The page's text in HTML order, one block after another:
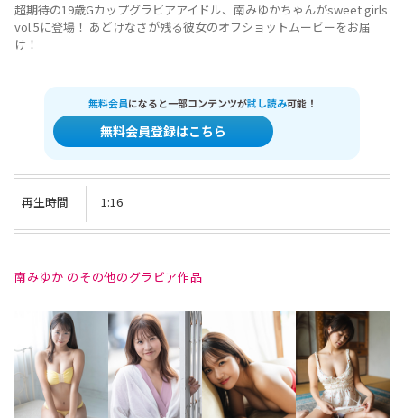
超期待の19歳Gカップグラビアアイドル、南みゆかちゃんがsweet girls
vol.5に登場！ あどけなさが残る彼女のオフショットムービーをお届
け！
無料会員になると一部コンテンツが試し読み可能！
無料会員登録はこちら
再生時間 1:16
南みゆか のその他のグラビア作品